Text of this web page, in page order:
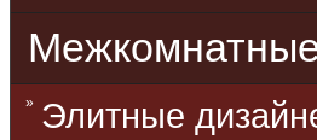
Элитные